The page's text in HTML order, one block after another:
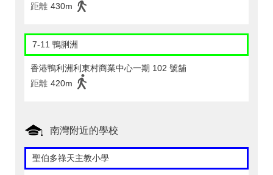
距離 430m
7-11 鴨脷洲
香港鴨利洲利東村商業中心一期 102 號舖
距離 420m
南灣附近的學校
聖伯多祿天主教小學